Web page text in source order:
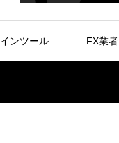
ンツール FX業者